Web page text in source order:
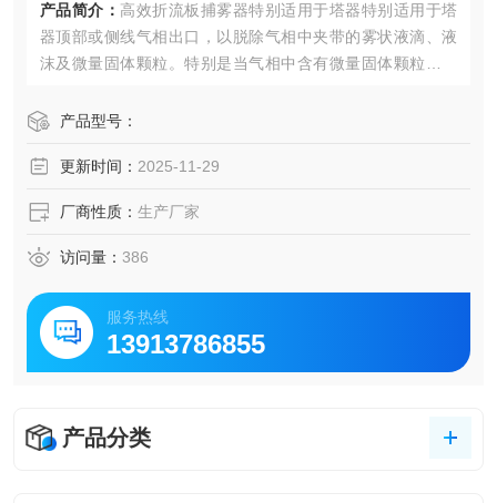
产品简介： 高效折流板捕雾器特别适用于塔器特别适用于塔
器顶部或侧线气相出口，以脱除气相中夹带的雾状液滴、液
沫及微量固体颗粒。特别是当气相中含有微量固体颗粒及晶
是丝网除沫器所不可替代的。脱硫用哪种除雾器效果好 不锈
产品型号：
更新时间： 2025-11-29
厂商性质： 生产厂家
访问量： 386
服务热线
13913786855
产品分类